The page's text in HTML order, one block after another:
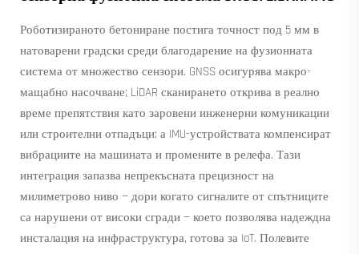
Роботизираното бетониране постига точност под 5 мм в
натоварени градски среди благодарение на фузионната
система от множество сензори. GNSS осигурява макро-
мащабно насочване; LiDAR сканирането открива в реално
време препятствия като заровени инженерни комуникации
или строителни отпадъци; а IMU-устройствата компенсират
вибрациите на машината и промените в релефа. Тази
интеграция запазва непрекъсната прецизност на
милиметрово ниво — дори когато сигналите от спътниците
са нарушени от високи сгради — което позволява надеждна
инсталация на инфраструктура, готова за IoT. Полевите